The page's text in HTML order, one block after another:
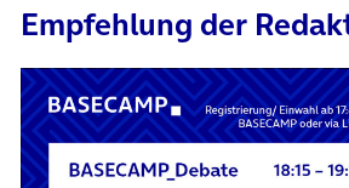
Empfehlung der